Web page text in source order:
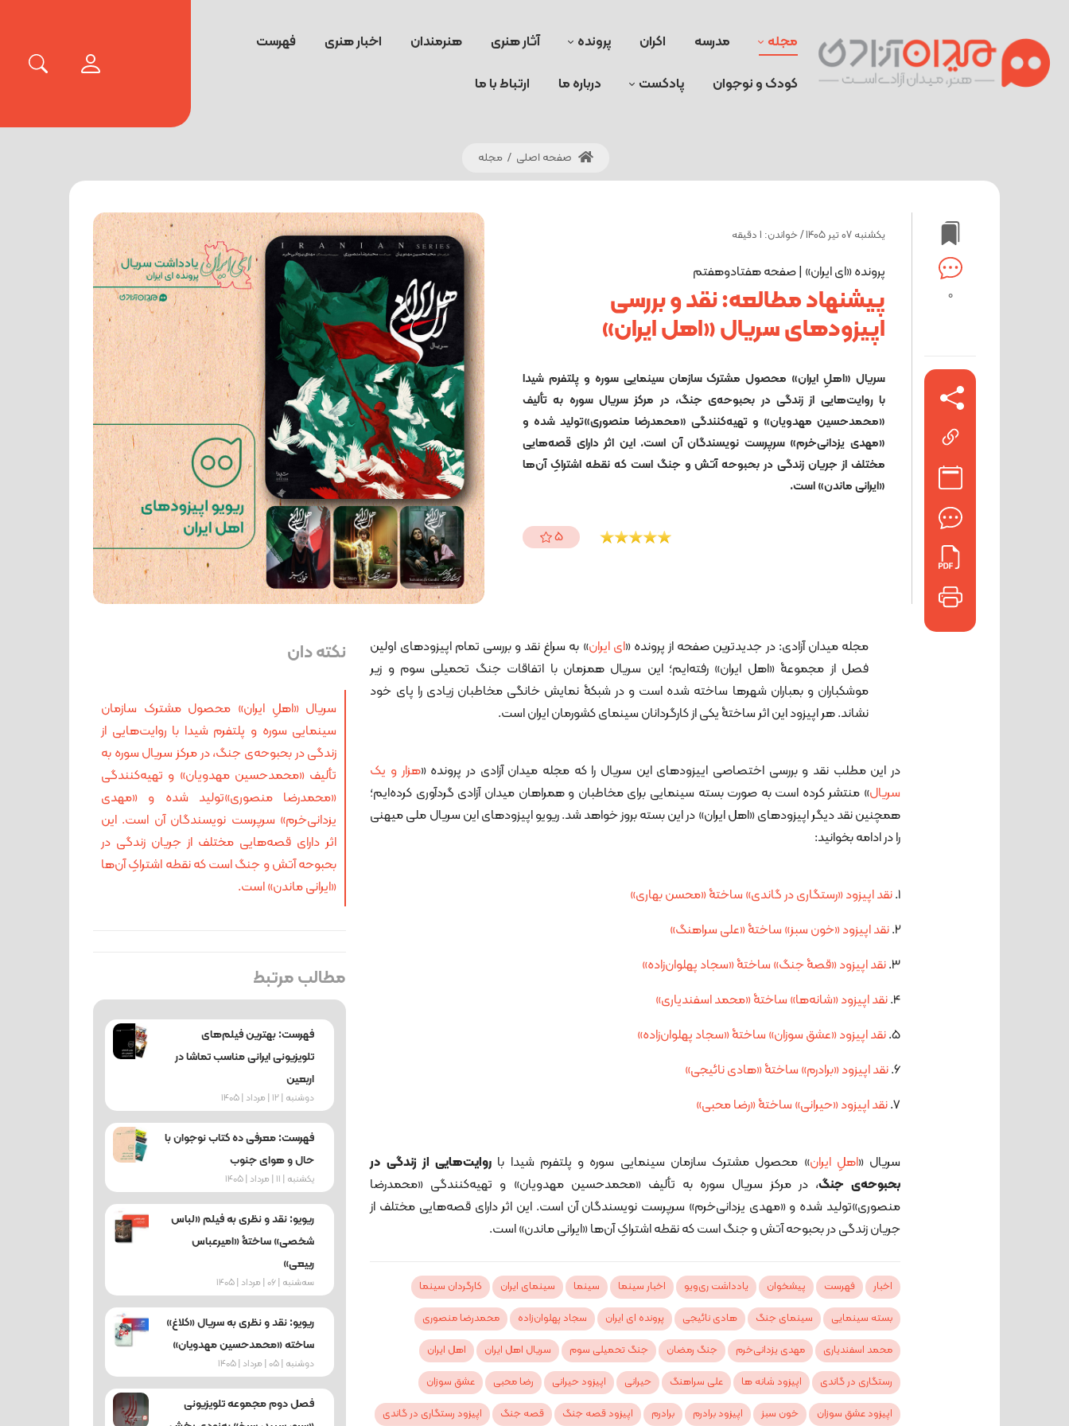
مجله مدرسه اکران پرونده آثار هنری هنرمندان اخبار هنری فهرست
کودک و نوجوان پادکست درباره ما ارتباط با ما
صفحه اصلی / مجله
0
یکشنبه 07 تیر 1405 / خواندن: 1 دقیقه
پرونده «ای ایران» | صفحه هفتادوهفتم
پیشنهاد مطالعه: نقد و بررسی
اپیزودهای سریال «اهل ایران»
سریال «اهلِ ایران» محصول مشترک سازمان سینمایی سوره و پلتفرم شیدا
با روایت‌هایی از زندگی در بحبوحه‌ی جنگ، در مرکز سریال سوره به تألیف
«محمدحسین مهدویان» و تهیه‌کنندگی «محمدرضا منصوری»تولید شده و
«مهدی یزدانی‌خرم» سرپرست نویسندگان آن است. این اثر دارای قصه‌هایی
مختلف از جریان زندگی در بحبوحه آتش و جنگ است که نقطه‌ اشتراکِ آن‌ها
«ایرانی‌ ماندن» است.
5
مجله میدان آزادی: در جدیدترین صفحه از پرونده «ای ایران» به سراغ نقد و بررسی تمام اپیزودهای اولین
فصل از مجموعۀ «اهل ایران» رفته‌ایم؛ این سریال همزمان با اتفاقات جنگ تحمیلی سوم و زیر
موشکباران و بمباران شهرها ساخته شده است و در شبکۀ نمایش خانگی مخاطبان زیادی را پای خود
نشاند. هر اپیزود این اثر ساختۀ یکی از کارگردانان سینمای کشورمان ایران است.
در این مطلب نقد و بررسی اختصاصی اییزودهای این سریال را که مجله میدان آزادی در پرونده «هزار و یک
سریال» منتشر کرده است به صورت بسته سینمایی برای مخاطبان و همراهان میدان آزادی گردآوری کرده‌ایم؛
همچنین نقد دیگر اپیزودهای «اهل ایران» در این بسته بروز خواهد شد. ریویو اپیزودهای این سریال ملی میهنی
را در ادامه بخوانید:
1. نقد اپیزود «رستگاری در گاندی» ساختۀ «محسن بهاری»
2. نقد اپیزود «خون سبز» ساختۀ «علی سراهنگ»
3. نقد اپیزود «قصۀ جنگ» ساختۀ «سجاد پهلوان‌زاده»
4. نقد اپیزود «شانه‌ها» ساختۀ «محمد اسفندیاری»
5. نقد اپیزود «عشق سوزان» ساختۀ «سجاد پهلوان‌زاده»
6. نقد اپیزود «برادرم» ساختۀ «هادی نائیجی»
7. نقد اپیزود «حیرانی» ساختۀ «رضا محبی»
سریال «اهلِ ایران» محصول مشترک سازمان سینمایی سوره و پلتفرم شیدا با روایت‌هایی از زندگی در
بحبوحه‌ی جنگ، در مرکز سریال سوره به تألیف «محمدحسین مهدویان» و تهیه‌کنندگی «محمدرضا
منصوری»تولید شده و «مهدی یزدانی‌خرم» سرپرست نویسندگان آن است. این اثر دارای قصه‌هایی مختلف از
جریان زندگی در بحبوحه آتش و جنگ است که نقطه‌ اشتراکِ آن‌ها «ایرانی‌ ماندن» است.
اخبار فهرست پیشخوان یادداشت ری‌ویو اخبار سینما سینما سینمای ایران
کارگردان سینما
بسته سینمایی
سینمای جنگ هادی نائیجی پرونده ای ایران سجاد پهلوان‌زاده
محمدرضا منصوری
محمد اسفندیاری
مهدی یزدانی‌خرم جنگ رمضان جنگ تحمیلی سوم سریال اهل ایران
اهل ایران
رستگاری در گاندی
اپیزود شانه ها علی سراهنگ حیرانی اپیزود حیرانی رضا محبی
عشق سوزان
اپیزود عشق سوزان
خون سبز اپیزود برادرم برادرم اپیزود قصه جنگ قصه جنگ
اپیزود رستگاری در گاندی
نکته دان
سریال «اهلِ ایران» محصول مشترک سازمان
سینمایی سوره و پلتفرم شیدا با روایت‌هایی از
زندگی در بحبوحه‌ی جنگ، در مرکز سریال سوره به
تألیف «محمدحسین مهدویان» و تهیه‌کنندگی
«محمدرضا منصوری»تولید شده و «مهدی
یزدانی‌خرم» سرپرست نویسندگان آن است. این
اثر دارای قصه‌هایی مختلف از جریان زندگی در
بحبوحه آتش و جنگ است که نقطه‌ اشتراکِ آن‌ها
«ایرانی‌ ماندن» است.
مطالب مرتبط
فهرست: بهترین فیلم‌های
تلویزیونی ایرانی مناسب تماشا در
اربعین
دوشنبه | 12 | مرداد | 1405
فهرست: معرفی ده کتاب نوجوان با
حال و هوای جنوب
یکشنبه | 11 | مرداد | 1405
ریویو: نقد و نظری به فیلم «لباس
شخصی» ساختۀ «امیرعباس
ربیعی»
ﺳﻪشنبه | 06 | مرداد | 1405
ریویو: نقد و نظری به سریال «کلاغ»
ساخته «محمدحسین مهدویان»
دوشنبه | 05 | مرداد | 1405
فصل دوم مجموعه تلویزیونی